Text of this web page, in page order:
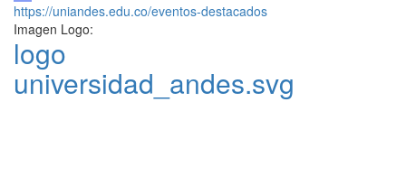
https://uniandes.edu.co/eventos-destacados
Imagen Logo:
logo
universidad_andes.svg